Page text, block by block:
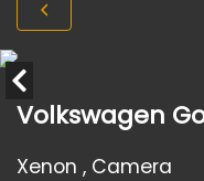
Volkswagen
Xenon , Camera